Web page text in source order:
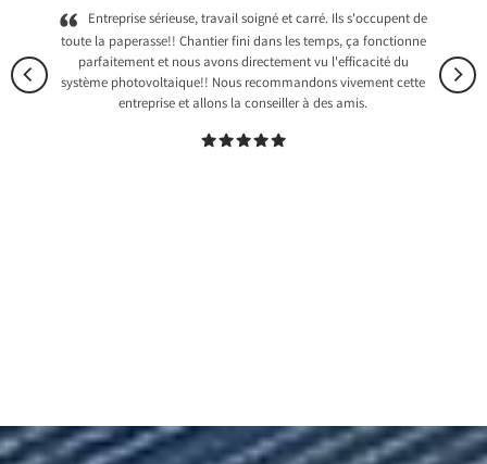
Entreprise sérieuse, travail soigné et carré. Ils s'occupent de
toute la paperasse!! Chantier fini dans les temps, ça fonctionne
parfaitement et nous avons directement vu l'efficacité du
système photovoltaique!! Nous recommandons vivement cette
entreprise et allons la conseiller à des amis.